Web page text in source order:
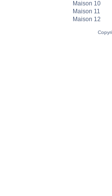
Maison 10
Maison 11
Maison 12